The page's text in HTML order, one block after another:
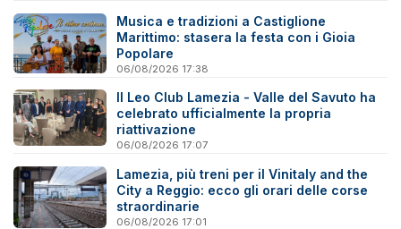
Musica e tradizioni a Castiglione
Marittimo: stasera la festa con i Gioia
Popolare
06/08/2026 17:38
Il Leo Club Lamezia - Valle del Savuto ha
celebrato ufficialmente la propria
riattivazione
06/08/2026 17:07
Lamezia, più treni per il Vinitaly and the
City a Reggio: ecco gli orari delle corse
straordinarie
06/08/2026 17:01